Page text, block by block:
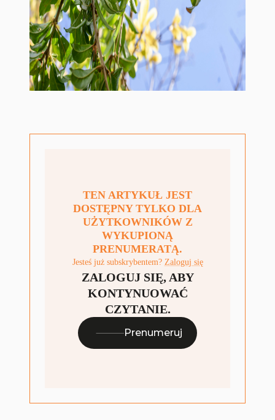
TEN ARTYKUŁ JEST
DOSTĘPNY TYLKO DLA
UŻYTKOWNIKÓW Z
WYKUPIONĄ
PRENUMERATĄ.
Jesteś już subskrybentem? Zaloguj się
ZALOGUJ SIĘ, ABY
KONTYNUOWAĆ
CZYTANIE.
Prenumeruj